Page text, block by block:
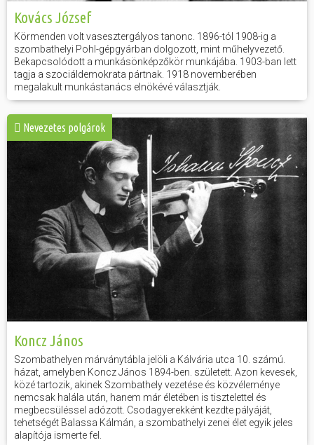
Kovács József
Körmenden volt vasesztergályos tanonc. 1896-tól 1908-ig a
szombathelyi Pohl-gépgyárban dolgozott, mint műhelyvezető.
Bekapcsolódott a munkásönképzőkör munkájába. 1903-ban lett
tagja a szociáldemokrata pártnak. 1918 novemberében
megalakult munkástanács elnökévé választják.
Nevezetes polgárok
Koncz János
Szombathelyen márványtábla jelöli a Kálvária utca 10. számú.
házat, amelyben Koncz János 1894-ben. született. Azon kevesek,
közé tartozik, akinek Szombathely vezetése és közvéleménye
nemcsak halála után, hanem már életében is tisztelettel és
megbecsüléssel adózott. Csodagyerekként kezdte pályáját,
tehetségét Balassa Kálmán, a szombathelyi zenei élet egyik jeles
alapítója ismerte fel.